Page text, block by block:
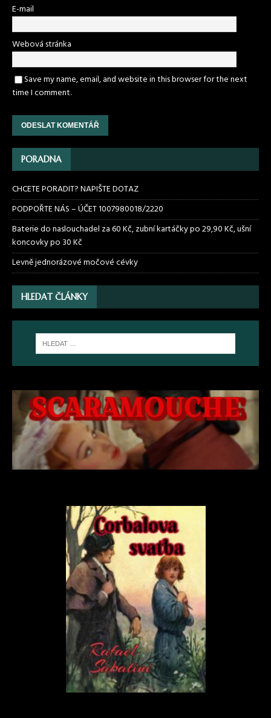
E-mail
Webová stránka
Save my name, email, and website in this browser for the next
time I comment.
PORADNA
CHCETE PORADIT? NAPIŠTE DOTAZ
PODPOŘTE NÁS – ÚČET 1007980018/2220
Baterie do naslouchadel za 60 Kč, zubní kartáčky po 29,90 Kč, ušní
koncovky po 30 Kč
Levně jednorázové močové cévky
HLEDAT ČLÁNKY